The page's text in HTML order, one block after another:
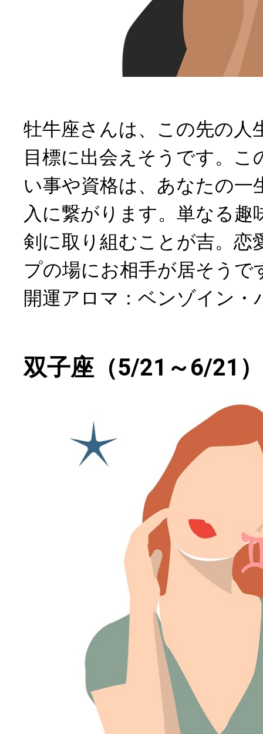
牡牛座さんは、この先の人
目標に出会えそうです。こ
い事や資格は、あなたの一
入に繋がります。単なる趣
剣に取り組むことが吉。恋
プの場にお相手が居そうで
開運アロマ：ベンゾイン・
双子座（5/21～6/21）